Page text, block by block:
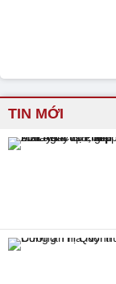
TIN MỚI